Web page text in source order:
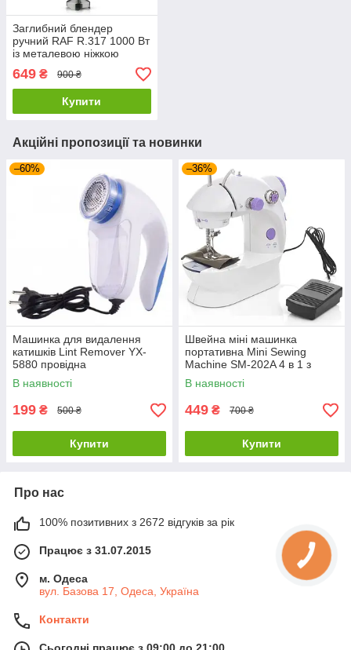
Заглибний блендер
ручний RAF R.317 1000 Вт
із металевою ніжкою
649 ₴ 900 ₴
Купити
Акційні пропозиції та новинки
–60%
Машинка для видалення
катишків Lint Remover YX-
5880 провідна
В наявності
199 ₴ 500 ₴
Купити
–36%
Швейна міні машинка
портативна Mini Sewing
Machine SM-202A 4 в 1 з
педаллю та адаптером
живлення
В наявності
449 ₴ 700 ₴
Купити
Про нас
100% позитивних з 2672 відгуків за рік
Працює з 31.07.2015
м. Одеса
вул. Базова 17, Одеса, Україна
Контакти